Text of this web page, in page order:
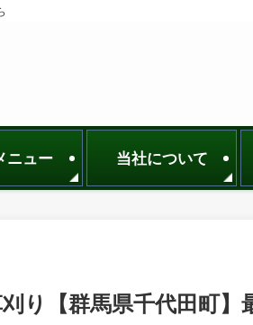
ニュー 当社について
り【群馬県千代田町